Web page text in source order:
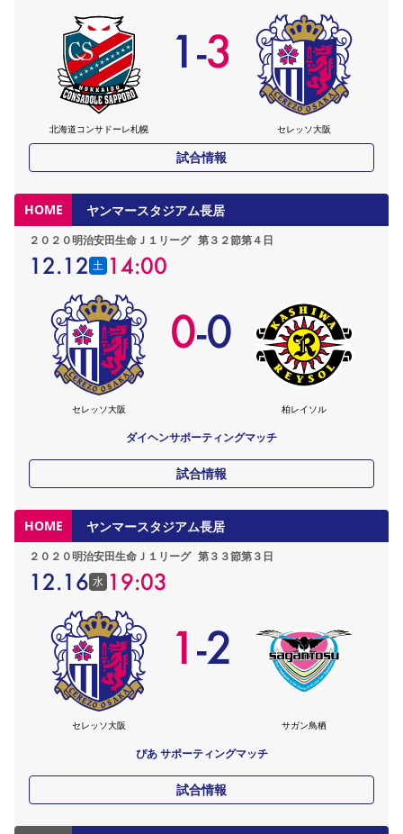
北海道コンサドーレ札幌
1-3
セレッソ大阪
試合情報
HOME ヤンマースタジアム長居
２０２０明治安田生命Ｊ１リーグ 第３２節第４日
12.12 土 14:00
セレッソ大阪
0-0
柏レイソル
ダイヘンサポーティングマッチ
試合情報
HOME ヤンマースタジアム長居
２０２０明治安田生命Ｊ１リーグ 第３３節第３日
12.16 水 19:03
セレッソ大阪
1-2
サガン鳥栖
ぴあ サポーティングマッチ
試合情報